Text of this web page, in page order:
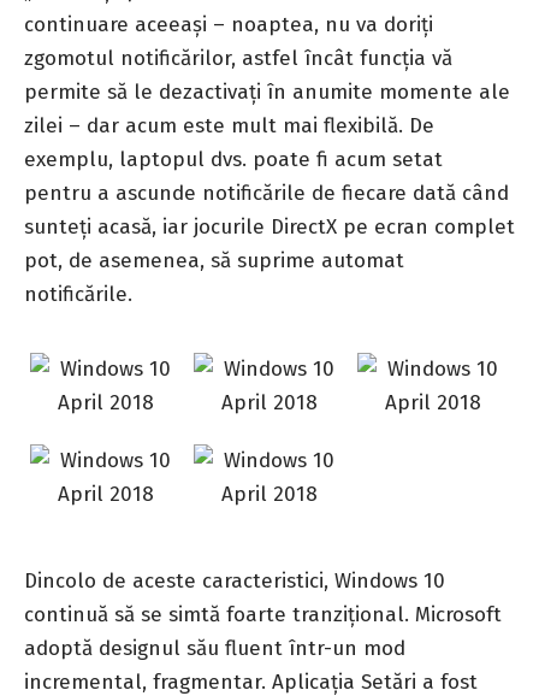
continuare aceeași – noaptea, nu va doriți
zgomotul notificărilor, astfel încât funcția vă
permite să le dezactivați în anumite momente ale
zilei – dar acum este mult mai flexibilă. De
exemplu, laptopul dvs. poate fi acum setat
pentru a ascunde notificările de fiecare dată când
sunteți acasă, iar jocurile DirectX pe ecran complet
pot, de asemenea, să suprime automat
notificările.
Dincolo de aceste caracteristici, Windows 10
continuă să se simtă foarte tranzițional. Microsoft
adoptă designul său fluent într-un mod
incremental, fragmentar. Aplicația Setări a fost